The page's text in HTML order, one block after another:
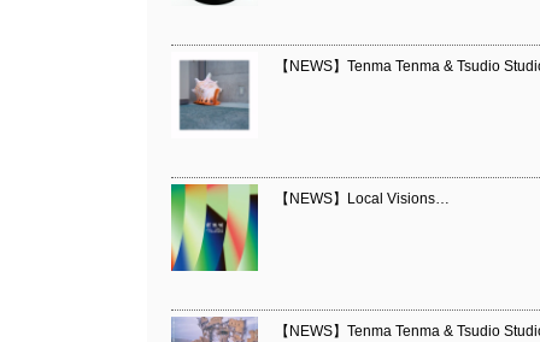
【NEWS】Tenma Tenma & Tsudio
【NEWS】Local Visions…
【NEWS】Tenma Tenma & Tsudio